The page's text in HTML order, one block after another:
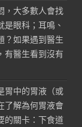
，大多數人會找
眼科；耳鳴、
？如果遇到醫生
有醫生看到沒有
胃中的胃液（或
了解為何胃液會
的關卡：下食道